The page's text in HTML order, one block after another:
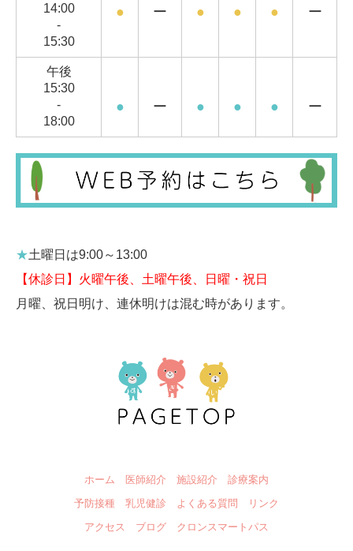
14:00
-
15:30
● ー ● ● ● ー
午後
15:30
-
18:00
● ー ● ● ● ー
★土曜日は9:00～13:00
【休診日】 火曜午後、土曜午後、日曜・祝日
月曜、祝日明け、連休明けは混む時があります。
ホーム 医師紹介 施設紹介
診療案内
予防接種
乳児健診 よくある質問
リンク
アクセス
ブログ クロンスマートパス